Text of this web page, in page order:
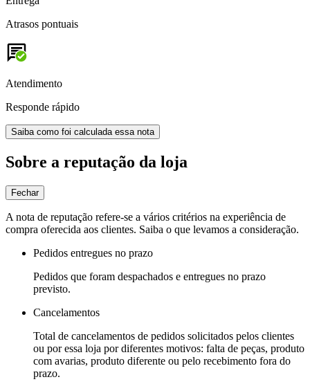
Atrasos pontuais
Atendimento
Responde rápido
Saiba como foi calculada essa nota
Sobre a reputação da loja
Fechar
A nota de reputação refere-se a vários critérios na experiência de
compra oferecida aos clientes. Saiba o que levamos a consideração.
Pedidos entregues no prazo
Pedidos que foram despachados e entregues no prazo
previsto.
Cancelamentos
Total de cancelamentos de pedidos solicitados pelos clientes
ou por essa loja por diferentes motivos: falta de peças, produto
com avarias, produto diferente ou pelo recebimento fora do
prazo.